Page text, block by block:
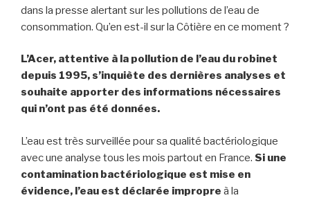
dans la presse alertant sur les pollutions de l’eau de
consommation. Qu’en est-il sur la Côtière en ce moment ?
L’Acer, attentive à la pollution de l’eau du robinet
depuis 1995, s’inquiète des dernières analyses et
souhaite apporter des informations nécessaires
qui n’ont pas été données.
L’eau est très surveillée pour sa qualité bactériologique
avec une analyse tous les mois partout en France. Si une
contamination bactériologique est mise en
évidence, l’eau est déclarée impropre à la